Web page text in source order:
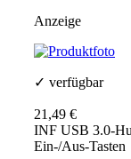
Anzeige
✓ verfügbar
21,49 €
INF USB 3.0-
Ein-/Aus-Tasten